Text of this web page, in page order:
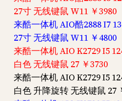
27寸 无线键鼠 W11 ￥3980
来酷一体机 AIO酷2888 I7
27寸 无线键鼠 W11 ￥4800
来酷一体机 AIO K2729 I5
白色 无线键鼠 27 ￥3730
来酷一体机 AIO K2729 I5
白色 升降旋转 无线键鼠 27